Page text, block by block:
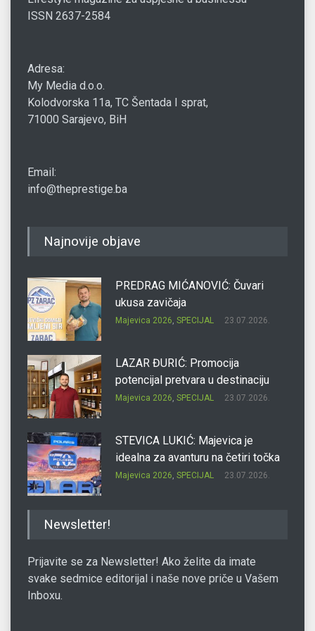
ISSN 2637-2584
Adresa:
My Media d.o.o.
Kolodvorska 11a, TC Šentada I sprat,
71000 Sarajevo, BiH
Email:
info@theprestige.ba
Najnovije objave
PREDRAG MIĆANOVIĆ: Čuvari
ukusa zavičaja
Majevica 2026, SPECIJAL 23.07.2026.
LAZAR ĐURIĆ: Promocija
potencijal pretvara u destinaciju
Majevica 2026, SPECIJAL 23.07.2026.
STEVICA LUKIĆ: Majevica je
idealna za avanturu na četiri točka
Majevica 2026, SPECIJAL 23.07.2026.
Newsletter!
Prijavite se za Newsletter! Ako želite da imate
svake sedmice editorijal i naše nove priče u Vašem
Inboxu.